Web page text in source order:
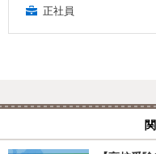
正社員